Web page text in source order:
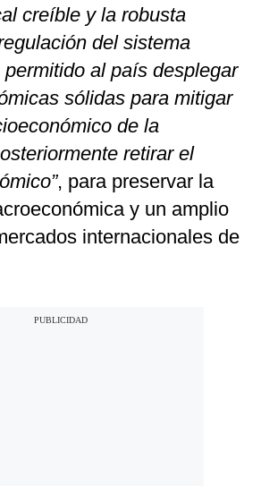
creíble y la robusta
del sistema
al país desplegar
sólidas para mitigar
de la
retirar el
, para preservar la
y un amplio
internacionales de